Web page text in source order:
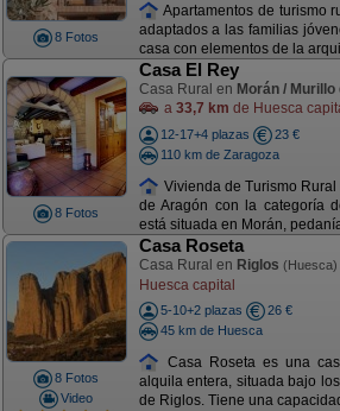
8 Fotos
Apartamentos de turismo
adaptados a las familias
casa con elementos de la
8 Fotos
Casa El Rey
Casa Rural en Morán / Murillo
a 33,7 km de Huesca
12-17+4 plazas
23 €
110 km de Zaragoza
Vivienda de Turismo
de Aragón con la categoría
está situada en Morán,
8 Fotos
Video
Casa Roseta
Casa Rural en Riglos (Huesca)
Huesca capital
5-10+2 plazas
26 €
45 km de Huesca
Casa Roseta es una
alquila entera, situada bajo
de Riglos. Tiene una